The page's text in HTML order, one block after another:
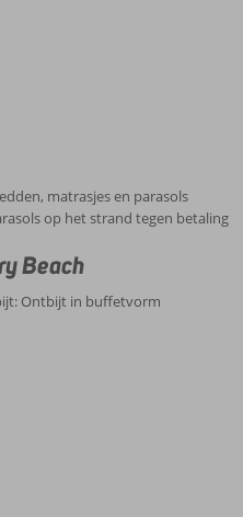
matrasjes en parasols
op het strand tegen betaling
Beach
Ontbijt in buffetvorm